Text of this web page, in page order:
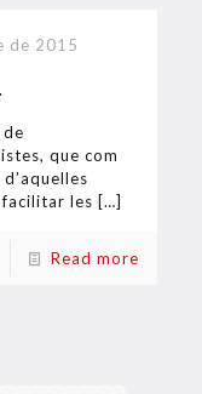
de 2015
que com
facilitar les […]
Read more